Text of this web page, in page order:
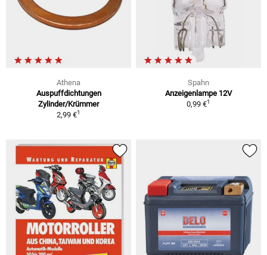
Athena
Auspuffdichtungen
Zylinder/Krümmer
2,99 €1
Spahn
Anzeigenlampe 12V
0,99 €1